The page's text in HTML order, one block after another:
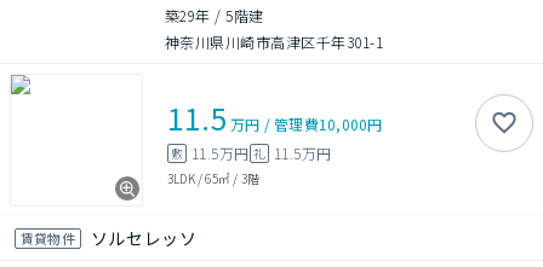
築29年 /5階建
神奈川県川崎市高津区千年301-1
11.5 万円 /管理費10,000円
敷 11.5万円 礼 11.5万円
3LDK/65㎡ / 3階
賃貸物件 ソルセレッソ